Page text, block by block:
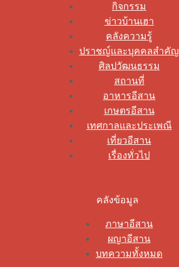
กิจกรรม
ข่าวบ้านเฮา
คลังความรู้
ปราชญ์และบุคคลสำคัญ
ศิลปวัฒนธรรม
สถานที่
อาหารอีสาน
เกษตรอีสาน
เทศกาลและประเพณี
เที่ยวอีสาน
เรื่องทั่วไป
คลังข้อมูล
ภาษาอีสาน
ผญาอีสาน
บทความทั้งหมด